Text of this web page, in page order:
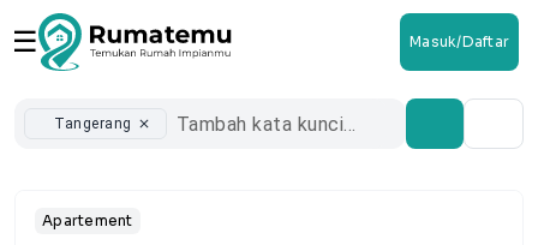
☰ Masuk/Daftar
Tangerang close
Apartement